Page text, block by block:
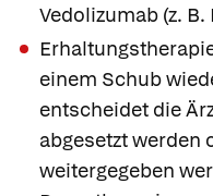
Vedolizumab (z. B.
einem Schub
entscheidet die
abgesetzt werden
weitergegeben